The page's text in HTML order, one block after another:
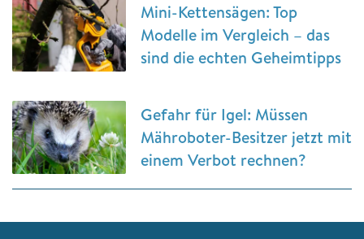
Mini-Kettensägen: Top
Modelle im Vergleich – das
sind die echten Geheimtipps
Gefahr für Igel: Müssen
Mähroboter-Besitzer jetzt mit
einem Verbot rechnen?